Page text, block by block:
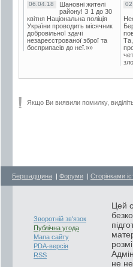
06.04.18
Шановні жителі
району! З 1 до 30
квітня Національна поліція
України проводить місячник
добровільної здачі
незареєстрованої зброї та
боєприпасів до неї.»»
Якщо Ви виявили помилку,
Бершадщина | Форуми | Сторінками
Зворотній зв'язок
Публічна угода
Мапа сайту
PDA-версія
RSS
Цей
не